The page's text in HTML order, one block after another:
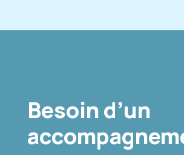
Besoin d’un